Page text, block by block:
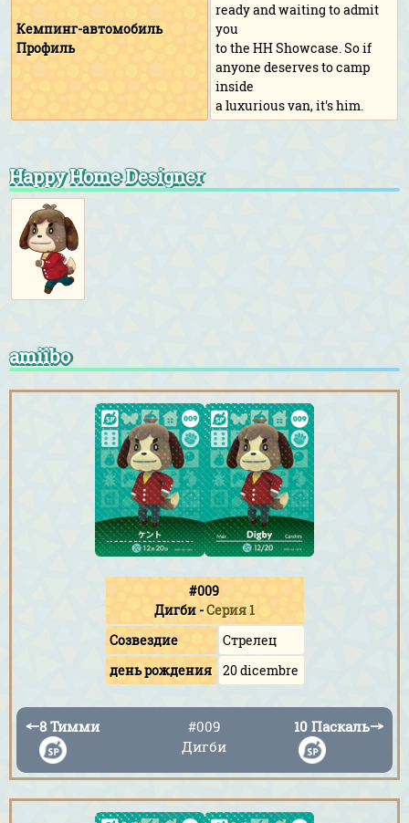
Кемпинг-автомобиль
Профиль
ready and waiting to admit
you
to the HH Showcase. So if
anyone deserves to camp
inside
a luxurious van, it's him.
Happy Home Designer
amiibo
#009
Дигби -Серия 1
Созвездие
Стрелец
день рождения
20 dicembre
←8 Тимми
#009
Дигби
10 Паскаль→